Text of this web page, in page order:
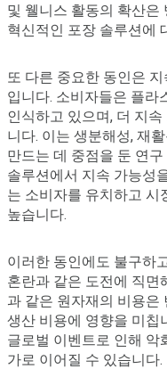
및 웰니스 활동의 확산은
혁신적인 포장 솔루션에
또 다른 중요한 동인은
입니다. 소비자들은 플라
인식하고 있으며, 더 지
니다. 이는 생분해성, 재
만드는 데 중점을 둔 연
솔루션에서 지속 가능성
는 소비자를 유치하고 시
높습니다.
이러한 동인에도 불구하
혼란과 같은 도전에 직면
과 같은 원자재의 비용은
생산 비용에 영향을 미칩
글로벌 이벤트로 인해 악
가로 이어질 수 있습니다